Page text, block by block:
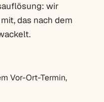
wir
das nach dem
Vor-Ort-Termin,